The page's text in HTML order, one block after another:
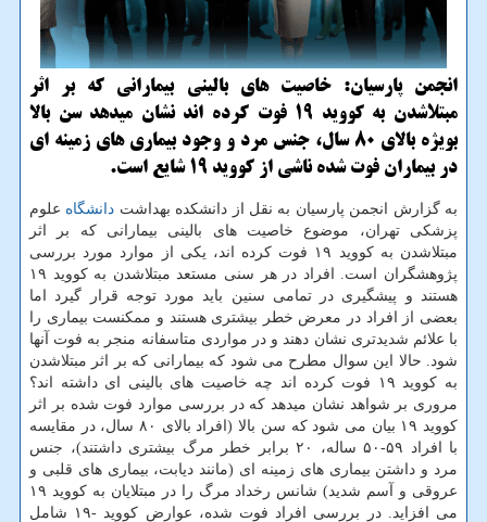
انجمن پارسیان: خاصیت های بالینی بیمارانی كه بر اثر
مبتلاشدن به كووید 19 فوت كرده اند نشان میدهد سن بالا
بویژه بالای 80 سال، جنس مرد و وجود بیماری های زمینه ای
در بیماران فوت شده ناشی از كووید 19 شایع است.
به گزارش انجمن پارسیان به نقل از دانشکده بهداشت دانشگاه علوم
پزشکی تهران، موضوع خاصیت های بالینی بیمارانی که بر اثر
مبتلاشدن به کووید ۱۹ فوت کرده اند، یکی از موارد مورد بررسی
پژوهشگران است. افراد در هر سنی مستعد مبتلاشدن به کووید ۱۹
هستند و پیشگیری در تمامی سنین باید مورد توجه قرار گیرد اما
بعضی از افراد در معرض خطر بیشتری هستند و ممکنست بیماری را
با علائم شدیدتری نشان دهند و در مواردی متاسفانه منجر به فوت آنها
شود. حالا این سوال مطرح می شود که بیمارانی که بر اثر مبتلاشدن
به کووید ۱۹ فوت کرده اند چه خاصیت های بالینی ای داشته اند؟
مروری بر شواهد نشان میدهد که در بررسی موارد فوت شده بر اثر
کووید ۱۹ بیان می شود که سن بالا (افراد بالای ۸۰ سال، در مقایسه
با افراد ۵۹-۵۰ ساله، ۲۰ برابر خطر مرگ بیشتری داشتند)، جنس
مرد و داشتن بیماری های زمینه ای (مانند دیابت، بیماری های قلبی و
عروقی و آسم شدید) شانس رخداد مرگ را در مبتلایان به کووید ۱۹
می افزاید. در بررسی افراد فوت شده، عوارض کووید -۱۹ شامل